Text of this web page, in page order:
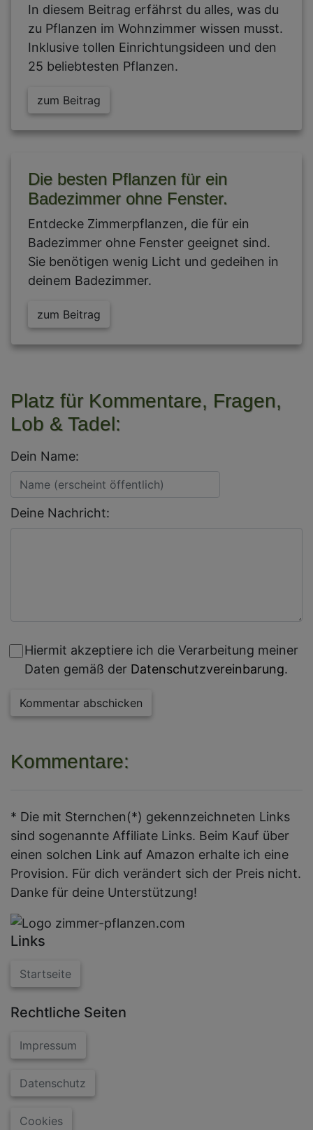
In diesem Beitrag erfährst du alles, was du
zu Pflanzen im Wohnzimmer wissen musst.
Inklusive tollen Einrichtungsideen und den
25 beliebtesten Pflanzen.
zum Beitrag
Die besten Pflanzen für ein
Badezimmer ohne Fenster.
Entdecke Zimmerpflanzen, die für ein
Badezimmer ohne Fenster geeignet sind.
Sie benötigen wenig Licht und gedeihen in
deinem Badezimmer.
zum Beitrag
Platz für Kommentare, Fragen,
Lob & Tadel:
Dein Name:
Deine Nachricht:
Hiermit akzeptiere ich die Verarbeitung meiner
Daten gemäß der Datenschutzvereinbarung.
Kommentar abschicken
Kommentare:
* Die mit Sternchen(*) gekennzeichneten Links
sind sogenannte Affiliate Links. Beim Kauf über
einen solchen Link auf Amazon erhalte ich eine
Provision. Für dich verändert sich der Preis nicht.
Danke für deine Unterstützung!
Links
Startseite
Rechtliche Seiten
Impressum
Datenschutz
Cookies